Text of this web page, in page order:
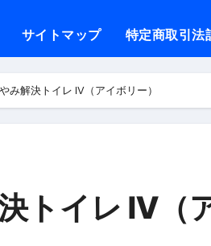
】このふくらはぎ痩せ本当に効果
エットに対する私の考え方と実践
ットルーティン】運動なしで2ヶ
者の無料回収・無料査定は危険？
サイトマップ 特定商取引法
み解決トイレ IV（アイボリー）
トイレ IV（